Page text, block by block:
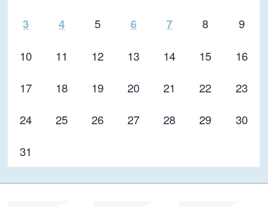
3 4 5 6 7 8
9
10
11 12 13 14 15
16
17
18 19 20 21 22
23
24
25 26 27 28 29
30
31